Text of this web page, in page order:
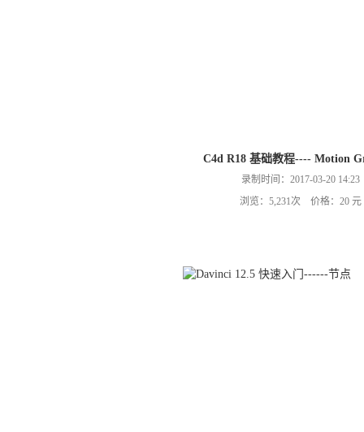
C4d R18 基础教程---- Motion
录制时间：2017-03-20 14:23
浏览：5,231次 价格：20 元